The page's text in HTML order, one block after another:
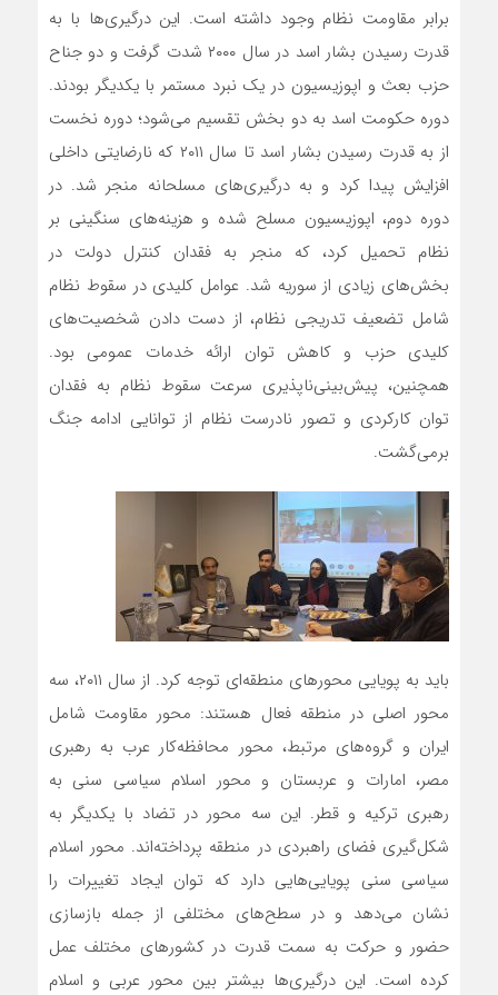
برابر مقاومت نظام وجود داشته است. این درگیری‌ها با به
قدرت رسیدن بشار اسد در سال ۲۰۰۰ شدت گرفت و دو جناح
حزب بعث و اپوزیسیون در یک نبرد مستمر با یکدیگر بودند.
دوره حکومت اسد به دو بخش تقسیم می‌شود؛ دوره نخست
از به قدرت رسیدن بشار اسد تا سال ۲۰۱۱ که نارضایتی داخلی
افزایش پیدا کرد و به درگیری‌های مسلحانه منجر شد. در
دوره دوم، اپوزیسیون مسلح شده و هزینه‌های سنگینی بر
نظام تحمیل کرد، که منجر به فقدان کنترل دولت در
بخش‌های زیادی از سوریه شد. عوامل کلیدی در سقوط نظام
شامل تضعیف تدریجی نظام، از دست دادن شخصیت‌های
کلیدی حزب و کاهش توان ارائه خدمات عمومی بود.
همچنین، پیش‌بینی‌ناپذیری سرعت سقوط نظام به فقدان
توان کارکردی و تصور نادرست نظام از توانایی ادامه جنگ
برمی‌گشت.
باید به پویایی محورهای منطقه‌ای توجه کرد. از سال ۲۰۱۱، سه
محور اصلی در منطقه فعال هستند: محور مقاومت شامل
ایران و گروه‌های مرتبط، محور محافظه‌کار عرب به رهبری
مصر، امارات و عربستان و محور اسلام سیاسی سنی به
رهبری ترکیه و قطر. این سه محور در تضاد با یکدیگر به
شکل‌گیری فضای راهبردی در منطقه پرداخته‌اند. محور اسلام
سیاسی سنی پویایی‌هایی دارد که توان ایجاد تغییرات را
نشان می‌دهد و در سطح‌های مختلفی از جمله بازسازی
حضور و حرکت به سمت قدرت در کشورهای مختلف عمل
کرده است. این درگیری‌ها بیشتر بین محور عربی و اسلام